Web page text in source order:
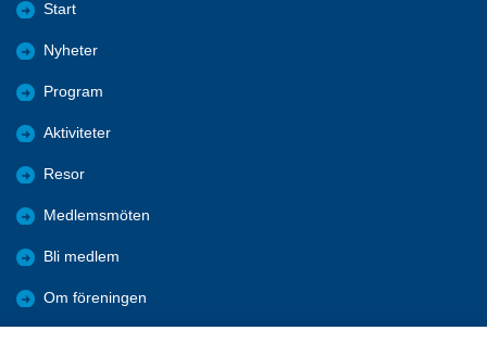
Start
Nyheter
Program
Aktiviteter
Resor
Medlemsmöten
Bli medlem
Om föreningen